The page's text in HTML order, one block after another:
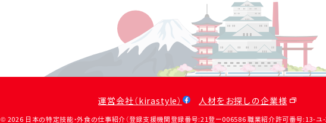
運営会社（kirastyle） 人材をお探しの企業様
© 2026 日本の特定技能・外食の仕事紹介（登録支援機関登録番号:21登ー006586 職業紹介許可番号:13-